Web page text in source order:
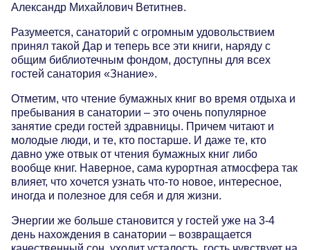
Александр Михайлович Ветитнев.
Разумеется, санаторий с огромным удовольствием
принял такой Дар и теперь все эти книги, наряду с
общим библиотечным фондом, доступны для всех
гостей санатория «Знание».
Отметим, что чтение бумажных книг во время отдыха и
пребывания в санатории – это очень популярное
занятие среди гостей здравницы. Причем читают и
молодые люди, и те, кто постарше. И даже те, кто
давно уже отвык от чтения бумажных книг либо
вообще книг. Наверное, сама курортная атмосфера так
влияет, что хочется узнать что-то новое, интересное,
иногда и полезное для себя и для жизни.
Энергии же больше становится у гостей уже на 3-4
день нахождения в санатории – возвращается
О собственнике
О санатории
Чем заняться
Детям
Инфраструктура
Новости
Отзывы
Правила проживания